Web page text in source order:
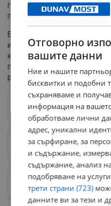
градския транспорт са
приключи операцията по
Въпреки че от края на
изминали 81 години,
крие огромен брой
подобни евакуации се
различни части на
Следвай ни в
Предпочитани
Изпращайте
Отговорно
вашите данни
Ние и нашите
бисквитки и подобни
съхраняваме и
информация на
обработваме лични
адрес, уникални
за сърфиране, за
и съдържание,
съдържание, анализ
подобряване на
трети страни (723)
данните ви за тези и